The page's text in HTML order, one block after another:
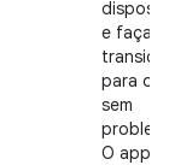
e façam
para
sem
O app